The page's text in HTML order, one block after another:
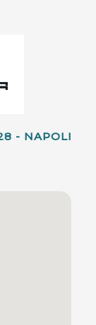
- NAPOLI